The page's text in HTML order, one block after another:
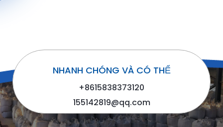
NHANH CHÓNG VÀ CÓ THỂ
+8615838373120
155142819@qq.com